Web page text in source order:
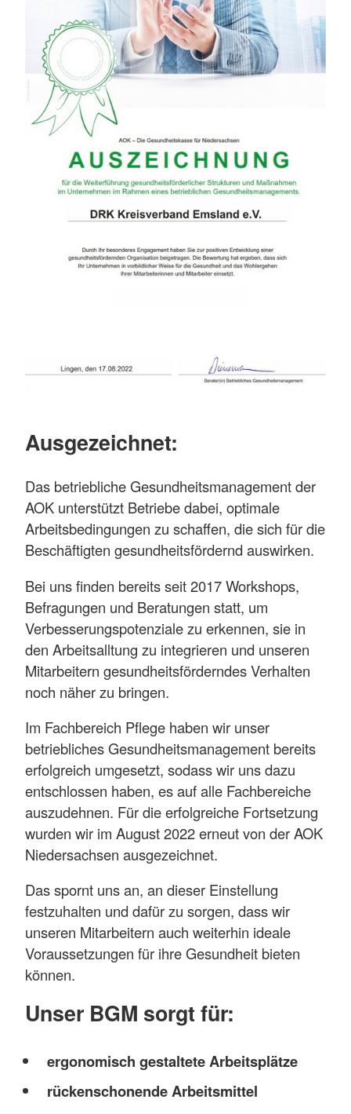
Ausgezeichnet:
Das betriebliche Gesundheitsmanagement der
AOK unterstützt Betriebe dabei, optimale
Arbeitsbedingungen zu schaffen, die sich für die
Beschäftigten gesundheitsfördernd auswirken.
Bei uns finden bereits seit 2017 Workshops,
Befragungen und Beratungen statt, um
Verbesserungspotenziale zu erkennen, sie in
den Arbeitsalltung zu integrieren und unseren
Mitarbeitern gesundheitsförderndes Verhalten
noch näher zu bringen.
Im Fachbereich Pflege haben wir unser
betriebliches Gesundheitsmanagement bereits
erfolgreich umgesetzt, sodass wir uns dazu
entschlossen haben, es auf alle Fachbereiche
auszudehnen. Für die erfolgreiche Fortsetzung
wurden wir im August 2022 erneut von der AOK
Niedersachsen ausgezeichnet.
Das spornt uns an, an dieser Einstellung
festzuhalten und dafür zu sorgen, dass wir
unseren Mitarbeitern auch weiterhin ideale
Voraussetzungen für ihre Gesundheit bieten
können.
Unser BGM sorgt für:
ergonomisch gestaltete Arbeitsplätze
rückenschonende Arbeitsmittel